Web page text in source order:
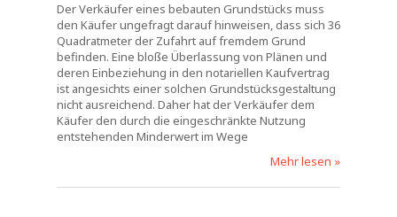
Der Verkäufer eines bebauten Grundstücks muss
den Käufer ungefragt darauf hinweisen, dass sich 36
Quadratmeter der Zufahrt auf fremdem Grund
befinden. Eine bloße Überlassung von Plänen und
deren Einbeziehung in den notariellen Kaufvertrag
ist angesichts einer solchen Grundstücksgestaltung
nicht ausreichend. Daher hat der Verkäufer dem
Käufer den durch die eingeschränkte Nutzung
entstehenden Minderwert im Wege
Mehr lesen »